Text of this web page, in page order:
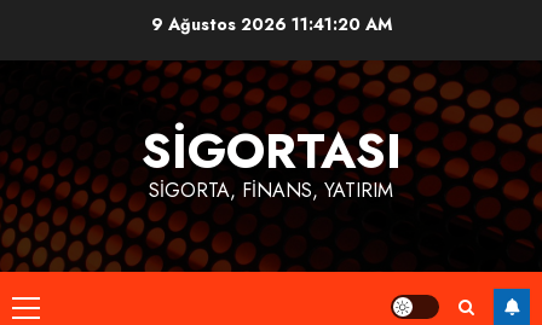
9 Ağustos 202611:41:21 AM
SIGORTASI
SIGORTA, FINANS, YATIRIM
Primary